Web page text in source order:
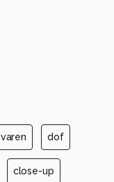
varen dof
close-up